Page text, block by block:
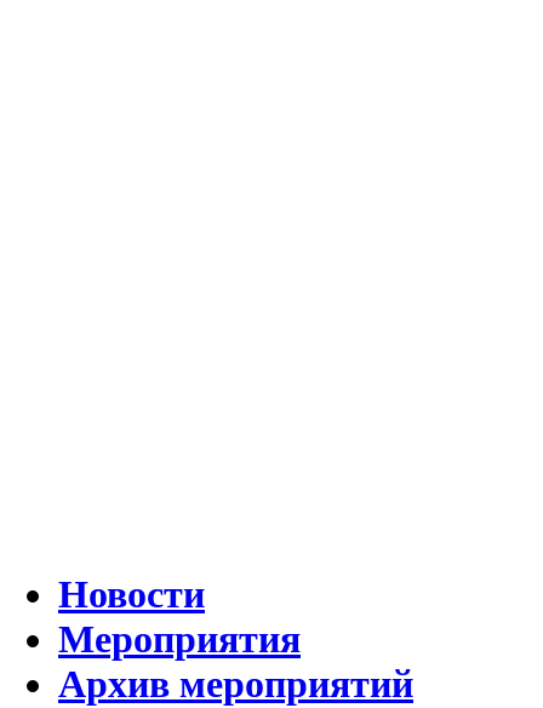
Новости
Мероприятия
Архив мероприятий